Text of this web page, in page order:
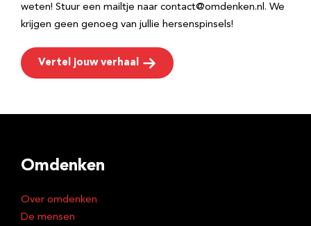
weten! Stuur een mailtje naar contact@omdenken.nl. We
krijgen geen genoeg van jullie hersenspinsels!
Vertel jouw verhaal
Omdenken
Over omdenken
De mensen